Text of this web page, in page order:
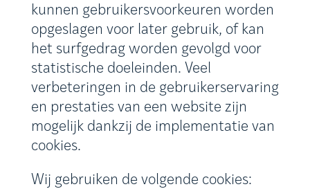
kunnen gebruikersvoorkeuren worden
opgeslagen voor later gebruik, of kan
het surfgedrag worden gevolgd voor
statistische doeleinden. Veel
verbeteringen in de gebruikerservaring
en prestaties van een website zijn
mogelijk dankzij de implementatie van
cookies.
Wij gebruiken de volgende cookies: